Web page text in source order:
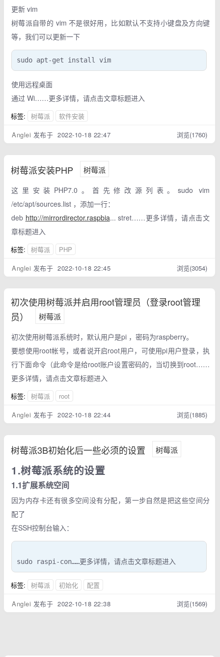
更新 vim
树莓派自带的 vim 不是很好用，比如默认不支持小键盘及方向键
等，我们可以更新一下
sudo apt-get install vim
使用远程桌面
通过 Wi……更多详情，请点击文章标题进入
标签: 树莓派
软件安装
Anglei 发布于 2022-10-18 22:47 浏览(1760)
树莓派安装PHP 树莓派
这里安装PHP7.0。首先修改源列表。sudo vim
/etc/apt/sources.list ，添加一行：
deb http://mirrordirector.raspbia... stret……更多详情，请点击文
章标题进入
标签: 树莓派
PHP
Anglei 发布于 2022-10-18 22:45 浏览(3054)
初次使用树莓派并启用root管理员（登录root管理
员）
树莓派
初次使用树莓派系统时，默认用户是pi ，密码为raspberry。
要想使用root帐号，或者说开启root用户，可使用pi用户登录，执
行下面命令（此命令是给root账户设置密码的，当切换到root……
更多详情，请点击文章标题进入
标签: 树莓派
root
Anglei 发布于 2022-10-18 22:44 浏览(1885)
树莓派3B初始化后一些必须的设置 树莓派
1.树莓派系统的设置
1.1扩展系统空间
因为内存卡还有很多空间没有分配，第一步自然是把这些空间分
配了
在SSH控制台输入：
sudo raspi-con……更多详情，请点击文章标题进入
标签: 树莓派 初始化
配置
Anglei 发布于 2022-10-18 22:38 浏览(1569)